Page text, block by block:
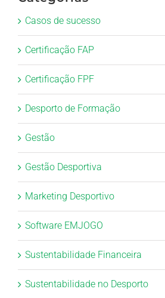
Casos de sucesso
Certificação FAP
Certificação FPF
Desporto de Formação
Gestão
Gestão Desportiva
Marketing Desportivo
Software EMJOGO
Sustentabilidade Financeira
Sustentabilidade no Desporto